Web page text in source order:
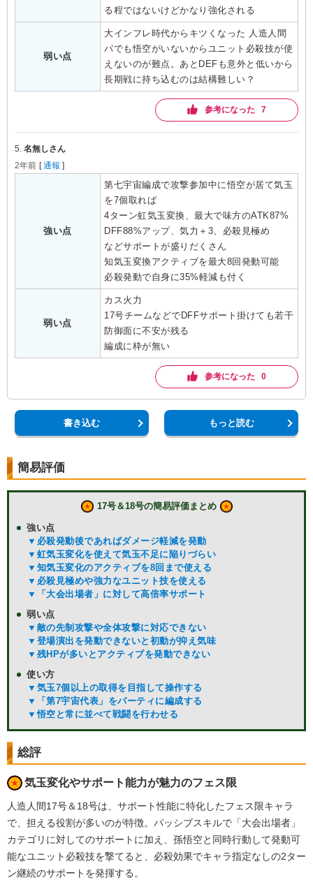
る程ではないけどかなり強化される
弱い点
大インフレ時代からキツくなった 人造人間
パでも悟空がいないからユニット必殺技が使
えないのが難点。あとDEFも意外と低いから
長期戦に持ち込むのは結構難しい？
参考になった 7
5. 名無しさん
2年前 [通報 ]
強い点
第七宇宙編成で攻撃参加中に悟空が居て気玉
を7個取れば
4ターン虹気玉変換、最大で味方のATK87%
DFF88%アップ、気力＋3、必殺見極め
などサポートが盛りだくさん
知気玉変換アクティブを最大8回発動可能
必殺発動で自身に35%軽減も付く
弱い点
カス火力
17号チームなどでDFFサポート掛けても若干
防御面に不安が残る
編成に枠が無い
参考になった 0
書き込む もっと読む
簡易評価
17号＆18号の簡易評価まとめ
強い点
▼必殺発動後であればダメージ軽減を発動
▼虹気玉変化を使えて気玉不足に陥りづらい
▼知気玉変化のアクティブを8回まで使える
▼必殺見極めや強力なユニット技を使える
▼「大会出場者」に対して高倍率サポート
弱い点
▼敵の先制攻撃や全体攻撃に対応できない
▼登場演出を発動できないと初動が抑え気味
▼残HPが多いとアクティブを発動できない
使い方
▼気玉7個以上の取得を目指して操作する
▼「第7宇宙代表」をパーティに編成する
▼悟空と常に並べて戦闘を行わせる
総評
気玉変化やサポート能力が魅力のフェス限
人造人間17号＆18号は、サポート性能に特化したフェス限キャラ
で、担える役割が多いのが特徴。パッシブスキルで「大会出場者」
カテゴリに対してのサポートに加え、孫悟空と同時行動して発動可
能なユニット必殺技を撃てると、必殺効果でキャラ指定なしの2ター
ン継続のサポートを発揮する。